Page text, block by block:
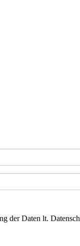
der Daten lt.